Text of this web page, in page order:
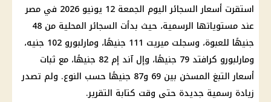
استقرت أسعار السجائر اليوم الجمعة 12 يونيو 2026
في مصر
عند مستوياتها الرسمية، حيث بدأت السجائر المحلية من 48
جنيهًا للعبوة، وسجلت ميريت 111 جنيهًا، ومارلبورو 102 جنيه،
ومارلبورو كرافتد 79 جنيهًا، وإل آند إم 82 جنيهًا، مع ثبات
أسعار التبغ المسخن
بين 69 و87 جنيهًا حسب النوع. ولم تصدر
زيادة رسمية جديدة حتى وقت كتابة التقرير.